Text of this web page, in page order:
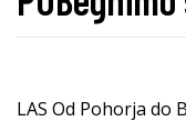
LAS Od Pohorja